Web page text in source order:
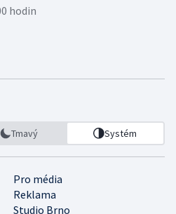
hodin
Tmavý Systém
Pro média
Reklama
Studio Brno